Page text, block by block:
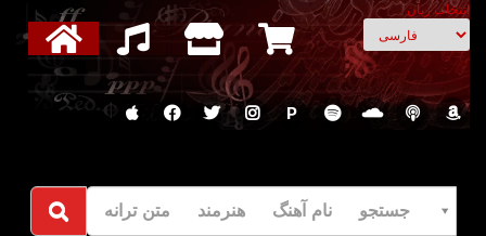
انتخاب زبان
P
جستجو نام آهنگ هنرمند متن ترانه